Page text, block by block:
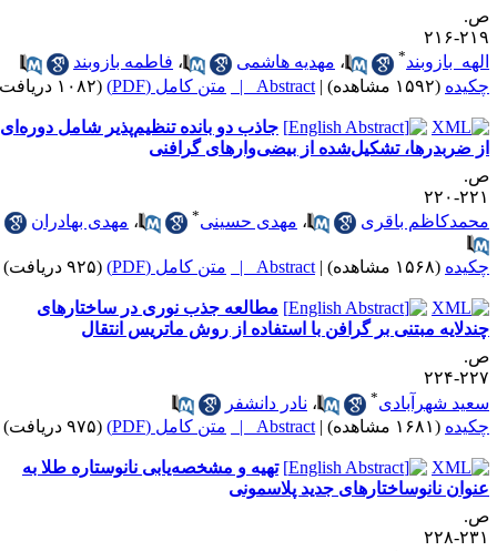
۲۱۶
بازوبند* ،مهدیه هاشمی ،فاطمه بازوبند
(۱۵۹۲ مشاهده) |
Abstract | متن کامل (PDF) (۱۰۸۲ دریافت)
جاذب دو بانده تنظیم‌پذیر شامل دوره‌ای
ضربدرها، تشکیل‌شده از بیضی‌وارهای گرافنی
۲۲۰
باقری
،مهدی حسینی ،مهدی بهادران
(۱۵۶۸ مشاهده) |
Abstract | متن کامل (PDF) (۹۲۵ دریافت)
مطالعه جذب نوری در ساختارهای
مبتنی بر گرافن با استفاده از روش ماتریس انتقال
۲۲۴
شهرآبادی
،نادر دانشفر
(۱۶۸۱ مشاهده) |
Abstract | متن کامل (PDF) (۹۷۵ دریافت)
تهیه و مشخصه‌یابی نانوستاره طلا به
نانوساختارهای جدید پلاسمونی
۲۲۸